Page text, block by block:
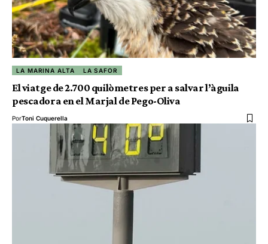
LA MARINA ALTA LA SAFOR
El viatge de 2.700 quilòmetres per a salvar l’àguila
pescadora en el Marjal de Pego-Oliva
PorToni Cuquerella